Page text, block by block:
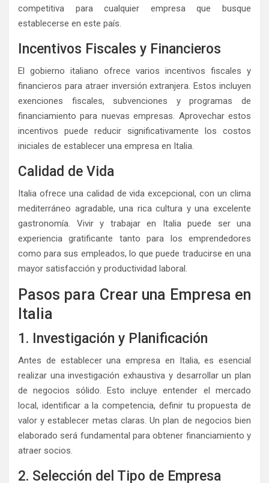
competitiva para cualquier empresa que busque
establecerse en este país.
Incentivos Fiscales y Financieros
El gobierno italiano ofrece varios incentivos fiscales y
financieros para atraer inversión extranjera. Estos incluyen
exenciones fiscales, subvenciones y programas de
financiamiento para nuevas empresas. Aprovechar estos
incentivos puede reducir significativamente los costos
iniciales de establecer una empresa en Italia.
Calidad de Vida
Italia ofrece una calidad de vida excepcional, con un clima
mediterráneo agradable, una rica cultura y una excelente
gastronomía. Vivir y trabajar en Italia puede ser una
experiencia gratificante tanto para los emprendedores
como para sus empleados, lo que puede traducirse en una
mayor satisfacción y productividad laboral.
Pasos para Crear una Empresa en
Italia
1. Investigación y Planificación
Antes de establecer una empresa en Italia, es esencial
realizar una investigación exhaustiva y desarrollar un plan
de negocios sólido. Esto incluye entender el mercado
local, identificar a la competencia, definir tu propuesta de
valor y establecer metas claras. Un plan de negocios bien
elaborado será fundamental para obtener financiamiento y
atraer socios.
2. Selección del Tipo de Empresa